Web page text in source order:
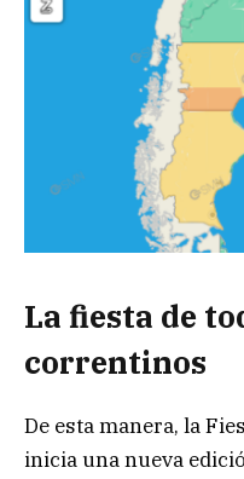
La fiesta de
correntinos
De esta manera, la
inicia una nueva